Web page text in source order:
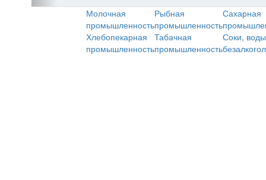
Молочная
промышленность
Рыбная
промышленность
Сахарная
Хлебопекарная
промышленность
Табачная
промышленность
Соки,